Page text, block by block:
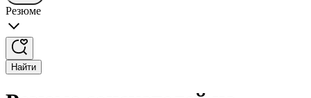
Резюме
Найти